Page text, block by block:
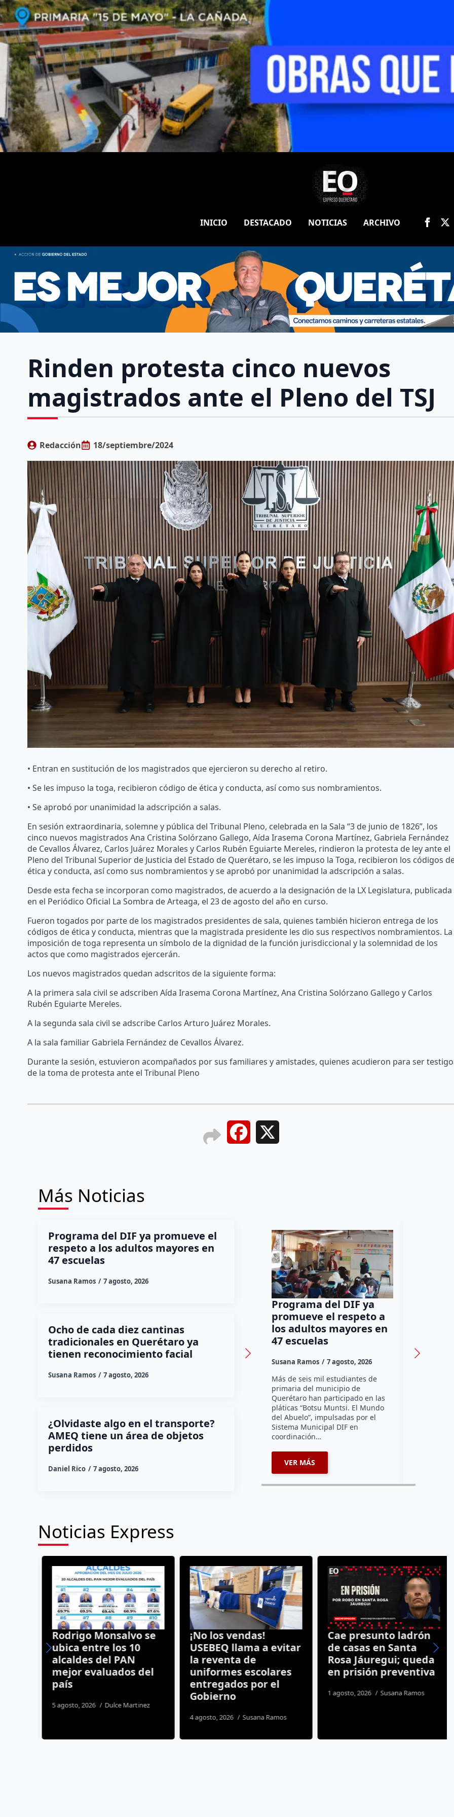
INICIO DESTACADO NOTICIAS ARCHIVO
Rinden protesta cinco nuevos
magistrados ante el Pleno del TSJ
Redacción 18/septiembre/2024
• Entran en sustitución de los magistrados que ejercieron su derecho al retiro.
• Se les impuso la toga, recibieron código de ética y conducta, así como sus nombramientos.
• Se aprobó por unanimidad la adscripción a salas.
En sesión extraordinaria, solemne y pública del Tribunal Pleno, celebrada en la Sala “3 de junio de 1826”, los
cinco nuevos magistrados Ana Cristina Solórzano Gallego, Aída Irasema Corona Martínez, Gabriela Fernández
de Cevallos Álvarez, Carlos Juárez Morales y Carlos Rubén Eguiarte Mereles, rindieron la protesta de ley ante el
Pleno del Tribunal Superior de Justicia del Estado de Querétaro, se les impuso la Toga, recibieron los códigos
ética y conducta, así como sus nombramientos y se aprobó por unanimidad la adscripción a salas.
Desde esta fecha se incorporan como magistrados, de acuerdo a la designación de la LX Legislatura, publicada
en el Periódico Oficial La Sombra de Arteaga, el 23 de agosto del año en curso.
Fueron togados por parte de los magistrados presidentes de sala, quienes también hicieron entrega de los
códigos de ética y conducta, mientras que la magistrada presidente les dio sus respectivos nombramientos. La
imposición de toga representa un símbolo de la dignidad de la función jurisdiccional y la solemnidad de los
actos que como magistrados ejercerán.
Los nuevos magistrados quedan adscritos de la siguiente forma:
A la primera sala civil se adscriben Aída Irasema Corona Martínez, Ana Cristina Solórzano Gallego y Carlos
Rubén Eguiarte Mereles.
A la segunda sala civil se adscribe Carlos Arturo Juárez Morales.
A la sala familiar Gabriela Fernández de Cevallos Álvarez.
Durante la sesión, estuvieron acompañados por sus familiares y amistades, quienes acudieron para ser
de la toma de protesta ante el Tribunal Pleno
Facebook
Más Noticias
Programa del DIF ya promueve el
respeto a los adultos mayores en
47 escuelas
Susana Ramos 7 agosto, 2026
Ocho de cada diez cantinas
tradicionales en Querétaro ya
tienen reconocimiento facial
Susana Ramos 7 agosto, 2026
¿Olvidaste algo en el transporte?
AMEQ tiene un área de objetos
perdidos
Daniel Rico 7 agosto, 2026
Programa del DIF ya
promueve el respeto a
los adultos mayores en
47 escuelas
Susana Ramos 7 agosto, 2026
Más de seis mil estudiantes de
primaria del municipio de
Querétaro han participado en las
pláticas “Botsu Muntsi. El Mundo
del Abuelo”, impulsadas por el
Sistema Municipal DIF en
coordinación…
VER MÁS
Noticias Express
Rodrigo Monsalvo se
ubica entre los 10
alcaldes del PAN
mejor evaluados del
país
5 agosto, 2026 Dulce Martinez
¡No los vendas!
USEBEQ llama a evitar
la reventa de
uniformes escolares
entregados por el
Gobierno
4 agosto, 2026 Susana Ramos
Cae presunto ladrón
de casas en Santa
Rosa Jáuregui; queda
en prisión preventiva
1 agosto, 2026 Susana Ramos